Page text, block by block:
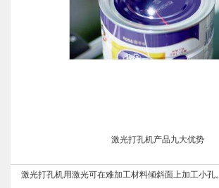
激光打孔机产品九大优势
激光打孔机用激光可在难加工材料倾斜面上加工小孔。